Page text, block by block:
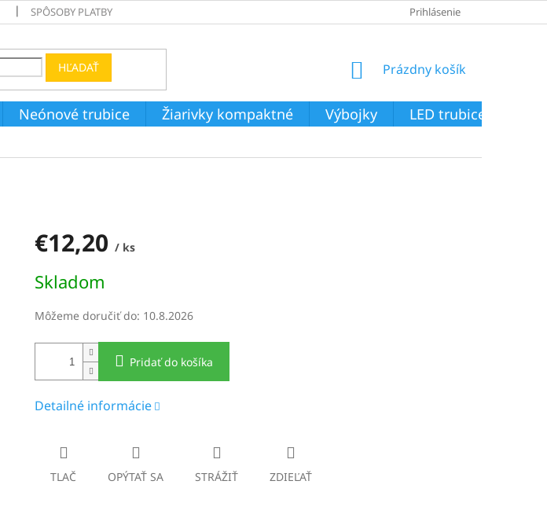
SPÔSOBY PLATBY Prihlásenie
HĽADAŤ
NÁKUPNÝ
Prázdny košík
Neónové trubice Žiarivky kompaktné Výbojky LED trubice
€12,20 / ks
cena:
Skladom
Môžeme doručiť do: 10.8.2026
Pridať do košíka
Detailné informácie
TLAČ OPÝTAŤ SA STRÁŽIŤ ZDIEĽAŤ